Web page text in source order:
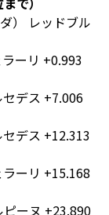
） レッドブル
ーリ +0.993
デス +7.006
デス +12.313
ーリ +15.168
ーヌ +23.890